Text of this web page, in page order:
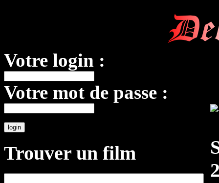
Votre login :
Votre mot de passe :
Trouver un film